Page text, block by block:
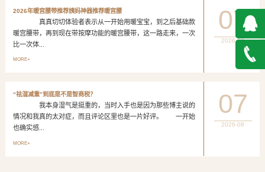
2026年暖宫腰带推荐姨妈神器推荐暖宫腰
真真切切体验者表示从一开始用暖宝宝，到之后基础款
暖宫腰带，再到现在带按摩功能的暖宫腰带，这一路走来，一次
比一次体...
MORE+
07
2026-08
“祛湿减重”到底是不是智商税？
我本身湿气是挺重的，当时入手也是因为那些博主说的
情况和我真的太对症，而且评论区里也是一片好评。 一开始
也确实感...
MORE+
07
2026-08
QQ在